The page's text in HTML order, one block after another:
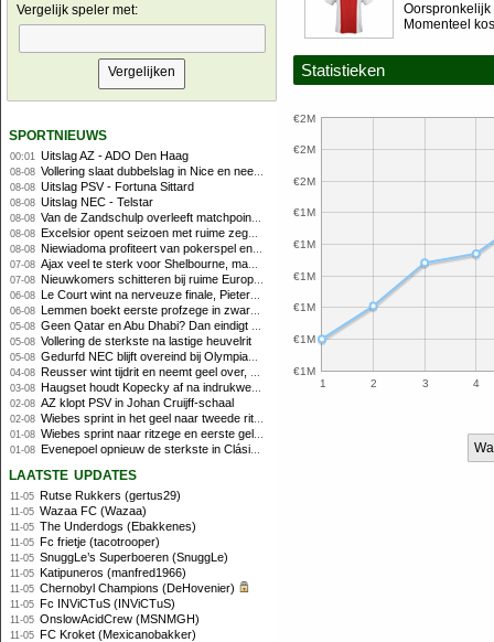
Vergelijk speler met:
sportnieuws
00:01 Uitslag AZ - ADO Den Haag
08-08 Vollering slaat dubbelslag in Nice en neemt geel over
08-08 Uitslag PSV - Fortuna Sittard
08-08 Uitslag NEC - Telstar
08-08 Van de Zandschulp overleeft matchpoints, ook Griekspoor verder in Montreal
08-08 Excelsior opent seizoen met ruime zege op promovendus Cambuur
08-08 Niewiadoma profiteert van pokerspel en grijpt geel op Ventoux
07-08 Ajax veel te sterk voor Shelbourne, maar houdt schade beperkt
07-08 Nieuwkomers schitteren bij ruime Europese zege FC Twente
06-08 Le Court wint na nerveuze finale, Pieterse derde
06-08 Lemmen boekt eerste profzege in zware Ronde van Polen-rit
05-08 Geen Qatar en Abu Dhabi? Dan eindigt Formule 1-seizoen mogelijk in Europa
05-08 Vollering de sterkste na lastige heuvelrit
05-08 Gedurfd NEC blijft overeind bij Olympiakos
04-08 Reusser wint tijdrit en neemt geel over, Nooijen knap tweede
03-08 Haugset houdt Kopecky af na indrukwekkende solo van 86 kilometer
02-08 AZ klopt PSV in Johan Cruijff-schaal
02-08 Wiebes sprint in het geel naar tweede ritzege
01-08 Wiebes sprint naar ritzege en eerste gele trui in Tour Femmes
01-08 Evenepoel opnieuw de sterkste in Clásica San Sebastián
laatste updates
11-05 Rutse Rukkers (gertus29)
11-05 Wazaa FC (Wazaa)
11-05 The Underdogs (Ebakkenes)
11-05 Fc frietje (tacotrooper)
11-05 SnuggLe’s Superboeren (SnuggLe)
11-05 Katipuneros (manfred1966)
11-05 Chernobyl Champions (DeHovenier)
11-05 Fc INViCTuS (INViCTuS)
11-05 OnslowAcidCrew (MSNMGH)
11-05 FC Kroket (Mexicanobakker)
Oorspronkelijk
Momenteel
Statistieken
1 2 3 4
€1M
€1M
€1M
€1M
€1M
€1M
€2M
€2M
€2M